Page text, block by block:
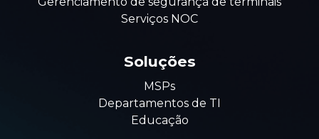
Serviços NOC
Soluções
MSPs
Departamentos de TI
Educação